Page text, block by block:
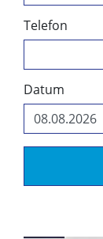
Telefon
Datum